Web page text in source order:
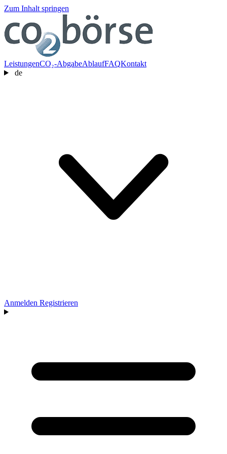
Zum Inhalt springen
LeistungenCO₂-AbgabeAblaufFAQKontakt
de
Anmelden Registrieren